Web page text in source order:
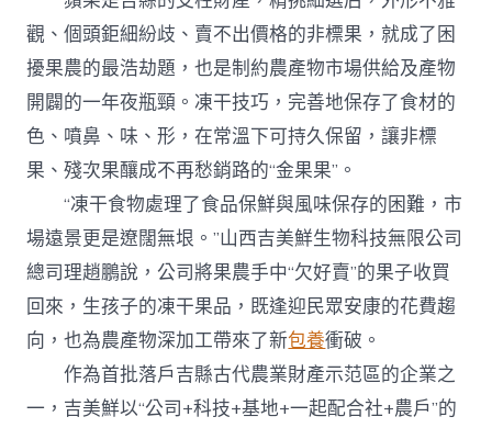
觀、個頭鉅細紛歧、賣不出價格的非標果，就成了困
擾果農的最浩劫題，也是制約農產物市場供給及產物
開闢的一年夜瓶頸。凍干技巧，完善地保存了食材的
色、噴鼻、味、形，在常溫下可持久保留，讓非標
果、殘次果釀成不再愁銷路的“金果果”。
“凍干食物處理了食品保鮮與風味保存的困難，市
場遠景更是遼闊無垠。”山西吉美鮮生物科技無限公司
總司理趙鵬說，公司將果農手中“欠好賣”的果子收買
回來，生孩子的凍干果品，既逢迎民眾安康的花費趨
向，也為農產物深加工帶來了新包養衝破。
作為首批落戶吉縣古代農業財產示范區的企業之
一，吉美鮮以“公司+科技+基地+一起配合社+農戶”的